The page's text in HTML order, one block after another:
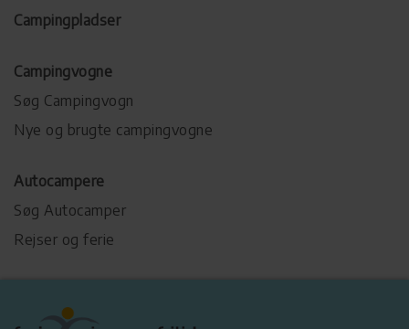
Campingpladser
Campingvogne
Søg Campingvogn
Nye og brugte campingvogne
Autocampere
Søg Autocamper
Rejser og ferie